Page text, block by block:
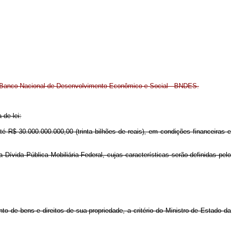
Nacional de Desenvolvimento Econômico e Social - BNDES.
de lei:
30.000.000.000,00 (trinta bilhões de reais), em condições financeiras e
Pública Mobiliária Federal, cujas características serão definidas pelo
de bens e direitos de sua propriedade, a critério do Ministro de Estado da